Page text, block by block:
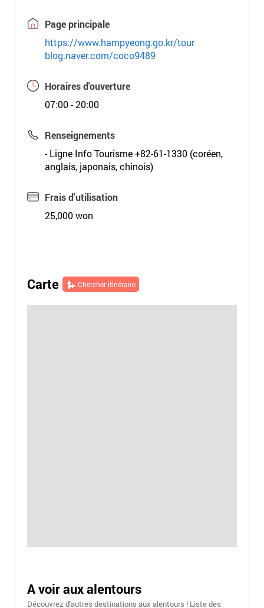
Page principale
https://www.hampyeong.go.kr/tour
blog.naver.com/coco9489
Horaires d'ouverture
07:00 - 20:00
Renseignements
- Ligne Info Tourisme +82-61-1330 (coréen,
anglais, japonais, chinois)
Frais d'utilisation
25,000 won
Carte Chercher itinéraire
A voir aux alentours
Découvrez d'autres destinations aux alentours ! Liste des